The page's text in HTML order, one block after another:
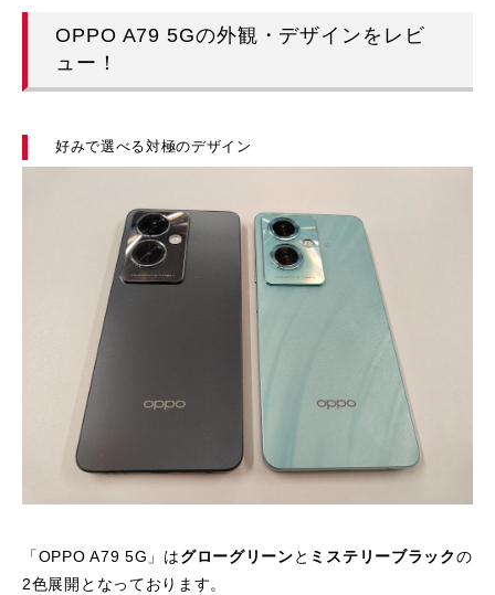
OPPO A79 5Gの外観・デザインをレビ
ュー！
好みで選べる対極のデザイン
「OPPO A79 5G」はグローグリーンと ミステリーブラックの
2色展開となっております。